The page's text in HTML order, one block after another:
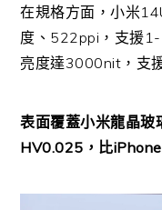
在規格方面，小米
度、522ppi，支援
亮度達3000nit，支
表面覆蓋小米龍晶
HV0.025，比